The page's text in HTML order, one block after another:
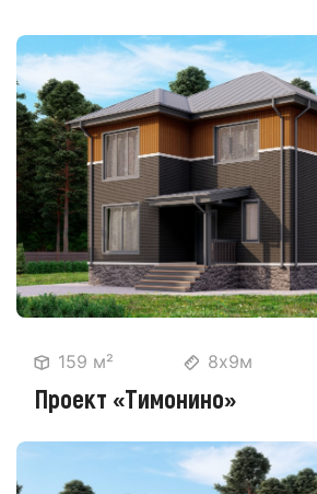
159 м² 8х9м
Проект «Тимонино»